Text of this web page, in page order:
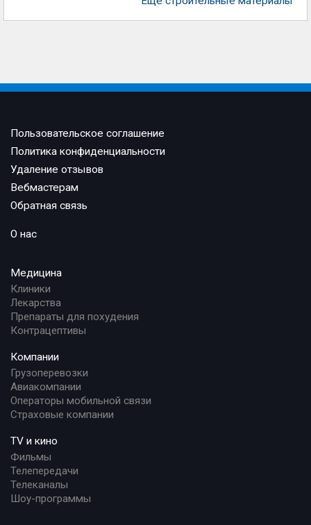
Пользовательское соглашение
Политика конфиденциальности
Удаление отзывов
Вебмастерам
Обратная связь
О нас
Медицина
Клиники
Лекарства
Препараты для похудения
Контрацептивы
Компании
Грузоперевозки
Авиакомпании
Операторы мобильной связи
Страховые компании
TV и кино
Фильмы
Телепередачи
Телеканалы
Шоу-программы